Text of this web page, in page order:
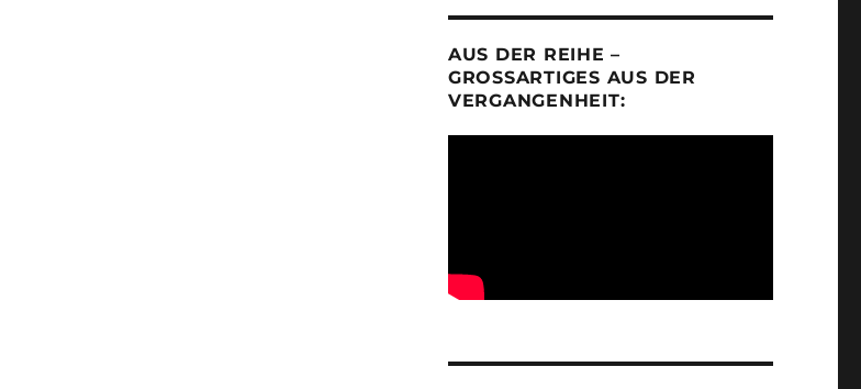
AUS DER REIHE –
GROSSARTIGES AUS DER V
ERGANGENHEIT: